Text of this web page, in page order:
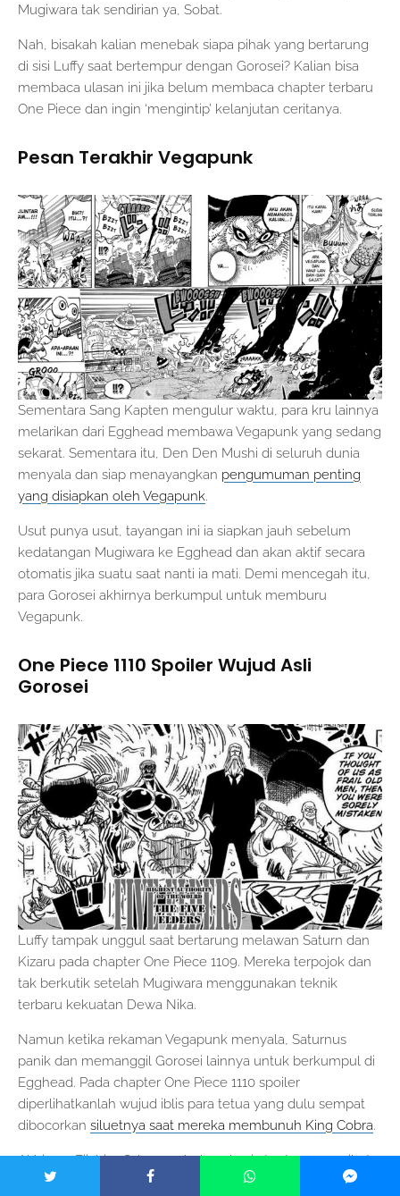
Mugiwara tak sendirian ya, Sobat.
Nah, bisakah kalian menebak siapa pihak yang bertarung
di sisi Luffy saat bertempur dengan Gorosei? Kalian bisa
membaca ulasan ini jika belum membaca chapter terbaru
One Piece dan ingin ‘mengintip’ kelanjutan ceritanya.
Pesan Terakhir Vegapunk
Sementara Sang Kapten mengulur waktu, para kru lainnya
melarikan dari Egghead membawa Vegapunk yang sedang
sekarat. Sementara itu, Den Den Mushi di seluruh dunia
menyala dan siap menayangkan pengumuman penting
yang disiapkan oleh Vegapunk.
Usut punya usut, tayangan ini ia siapkan jauh sebelum
kedatangan Mugiwara ke Egghead dan akan aktif secara
otomatis jika suatu saat nanti ia mati. Demi mencegah itu,
para Gorosei akhirnya berkumpul untuk memburu
Vegapunk.
One Piece 1110 Spoiler Wujud Asli
Gorosei
Luffy tampak unggul saat bertarung melawan Saturn dan
Kizaru pada chapter One Piece 1109. Mereka terpojok dan
tak berkutik setelah Mugiwara menggunakan teknik
terbaru kekuatan Dewa Nika.
Namun ketika rekaman Vegapunk menyala, Saturnus
panik dan memanggil Gorosei lainnya untuk berkumpul di
Egghead. Pada chapter One Piece 1110 spoiler
diperlihatkanlah wujud iblis para tetua yang dulu sempat
dibocorkan siluetnya saat mereka membunuh King Cobra.
Akhirnya Eiichiro Oda membuka rahasia tentang pengikut
setia Im Sama yang selama ini menghantui rasa penasaran